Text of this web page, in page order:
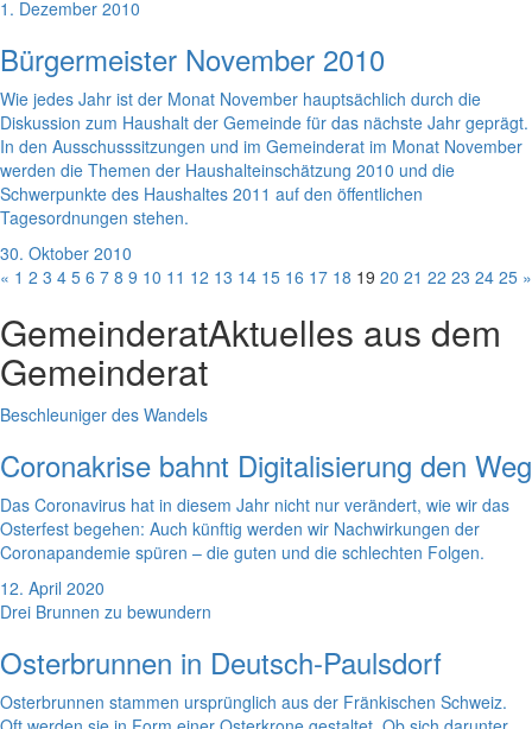
1. Dezember 2010
Bürgermeister November 2010
Wie jedes Jahr ist der Monat November hauptsächlich durch die
Diskussion zum Haushalt der Gemeinde für das nächste Jahr geprägt.
In den Ausschusssitzungen und im Gemeinderat im Monat November
werden die Themen der Haushalteinschätzung 2010 und die
Schwerpunkte des Haushaltes 2011 auf den öffentlichen
Tagesordnungen stehen.
30. Oktober 2010
« 1 2 3 4 5 6 7 8 9 10 11 12 13 14 15 16 17 18 19 20 21 22 23 24 25 »
GemeinderatAktuelles aus dem
Gemeinderat
Beschleuniger des Wandels
Coronakrise bahnt Digitalisierung den Weg
Das Coronavirus hat in diesem Jahr nicht nur verändert, wie wir das
Osterfest begehen: Auch künftig werden wir Nachwirkungen der
Coronapandemie spüren – die guten und die schlechten Folgen.
12. April 2020
Drei Brunnen zu bewundern
Osterbrunnen in Deutsch-Paulsdorf
Osterbrunnen stammen ursprünglich aus der Fränkischen Schweiz.